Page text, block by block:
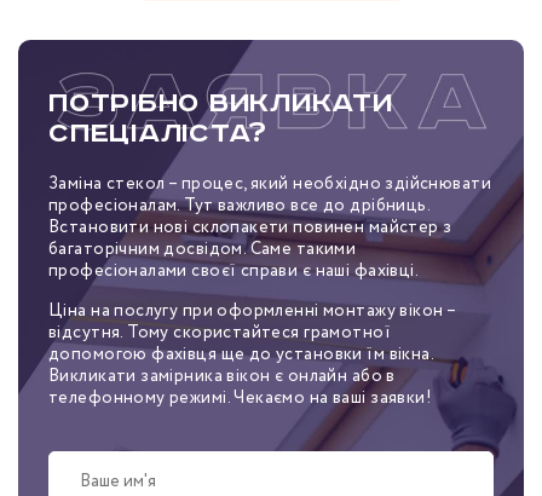
Потрібно викликати
спеціаліста?
Заміна стекол – процес, який необхідно здійснювати
професіоналам. Тут важливо все до дрібниць.
Встановити нові склопакети повинен майстер з
багаторічним досвідом. Саме такими
професіоналами своєї справи є наші фахівці.
Ціна на послугу при оформленні монтажу вікон –
відсутня. Тому скористайтеся грамотної
допомогою фахівця ще до установки їм вікна.
Викликати замірника вікон є онлайн або в
телефонному режимі. Чекаємо на ваші заявки!